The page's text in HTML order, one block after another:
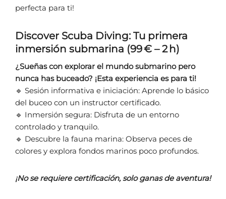
perfecta para ti!
Discover Scuba Diving: Tu primera
inmersión submarina (99 € – 2 h)
¿Sueñas con explorar el mundo submarino pero
nunca has buceado? ¡Esta experiencia es para ti!
🔹 Sesión informativa e iniciación: Aprende lo básico
del buceo con un instructor certificado.
🔹 Inmersión segura: Disfruta de un entorno
controlado y tranquilo.
🔹 Descubre la fauna marina: Observa peces de
colores y explora fondos marinos poco profundos.
¡No se requiere certificación, solo ganas de aventura!